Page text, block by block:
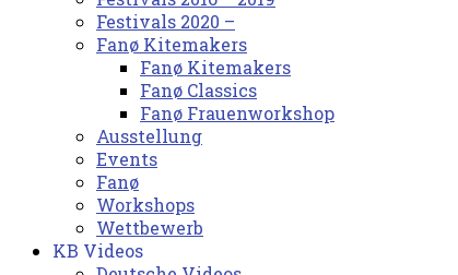
Festivals 2020 –
Fanø Kitemakers
Fanø Kitemakers
Fanø Classics
Fanø Frauenworkshop
Ausstellung
Events
Fanø
Workshops
Wettbewerb
KB Videos